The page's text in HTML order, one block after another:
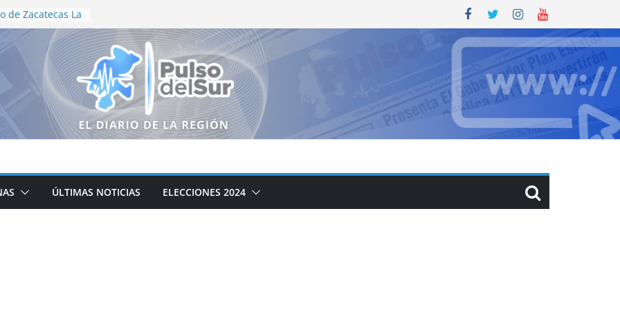
de Zacatecas La
recorren el
en
en vida
Aguascalientes
en
zacatecano
de la cocina
DIF
ÚLTIMAS NOTICIAS ELECCIONES 2024